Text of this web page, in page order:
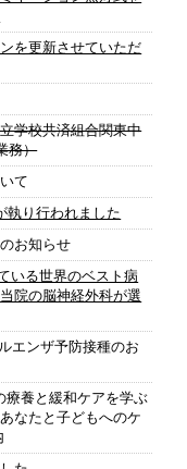
を更新させていただ
学校共済組合関東中
務）
て
執り行われました
お知らせ
いる世界のベスト病
院の脳神経外科が選
エンザ予防接種のお
療養と緩和ケアを学ぶ
なたと子どもへのケ